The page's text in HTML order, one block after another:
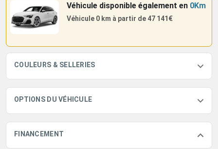
Véhicule disponible également en 0Km
Véhicule 0 km à partir de 47 141€
COULEURS & SELLERIES
OPTIONS DU VÉHICULE
FINANCEMENT